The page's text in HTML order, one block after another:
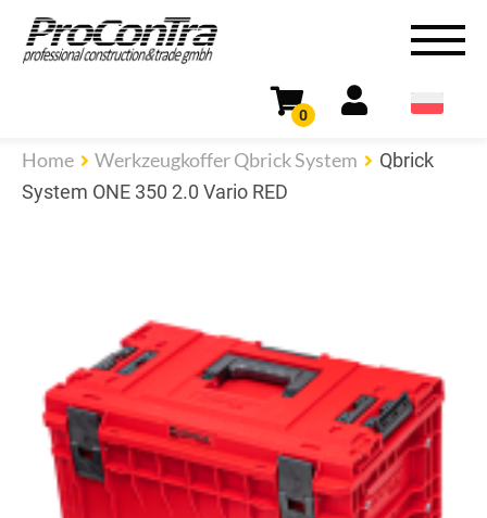
0
Home Werkzeugkoffer Qbrick System
Qbrick
System ONE 350 2.0 Vario RED